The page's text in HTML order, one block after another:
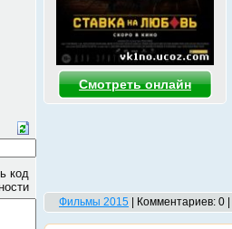
Смотреть онлайн
Фильмы 2015 | Комментариев: 0